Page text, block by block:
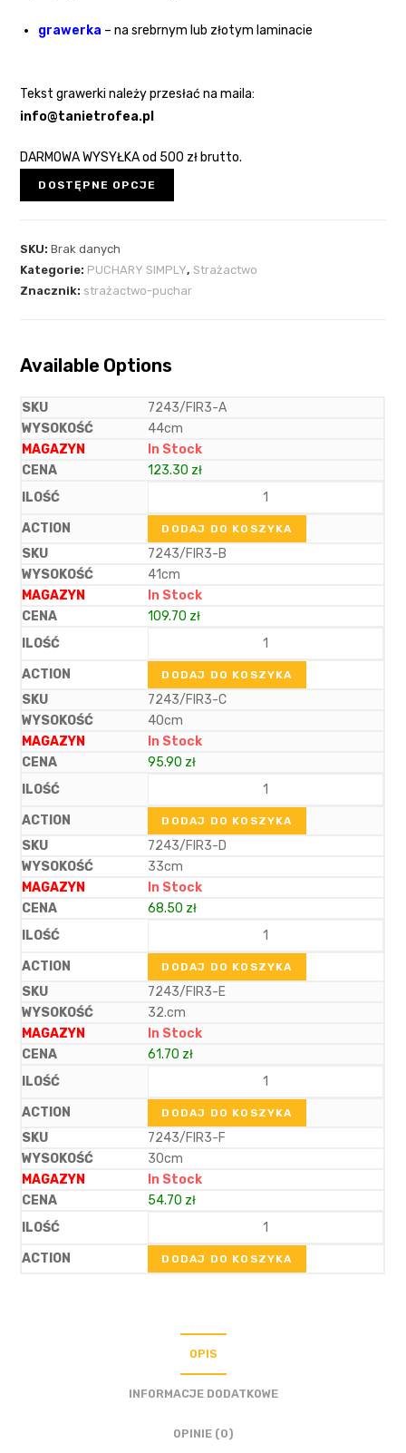
grawerka – na srebrnym lub złotym laminacie
Tekst grawerki należy przesłać na maila:
info@tanietrofea.pl
DARMOWA WYSYŁKA od 500 zł brutto.
DOSTĘPNE OPCJE
SKU:Brak danych
Kategorie: PUCHARY SIMPLY, Strażactwo
Znacznik: strażactwo-puchar
Available Options
7243/FIR3-A
44cm
In Stock
123.30 zł
DODAJ DO KOSZYKA
7243/FIR3-B
41cm
In Stock
109.70 zł
DODAJ DO KOSZYKA
7243/FIR3-C
40cm
In Stock
95.90 zł
DODAJ DO KOSZYKA
7243/FIR3-D
33cm
In Stock
68.50 zł
DODAJ DO KOSZYKA
7243/FIR3-E
32.cm
In Stock
61.70 zł
DODAJ DO KOSZYKA
7243/FIR3-F
30cm
In Stock
54.70 zł
DODAJ DO KOSZYKA
OPIS
INFORMACJE DODATKOWE
OPINIE (0)